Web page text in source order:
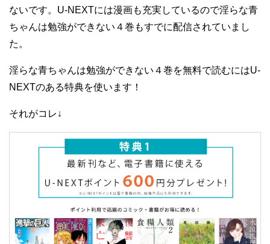
ないです。U-NEXTには漫画も充実しているので淫らな青
ちゃんは勉強ができない４巻もすでに配信されていまし
た。
淫らな青ちゃんは勉強ができない４巻を無料で読むにはU-
NEXTのある特典を使います！
それがコレ↓